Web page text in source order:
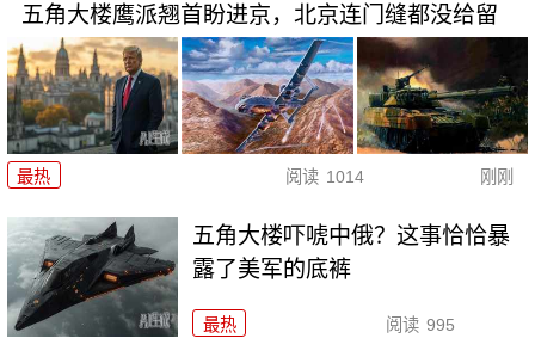
五角大楼鹰派翘首盼进京，北京连门缝都没给留
最热 阅读 1014 刚刚
五角大楼吓唬中俄？这事恰恰暴
露了美军的底裤
最热 阅读 995